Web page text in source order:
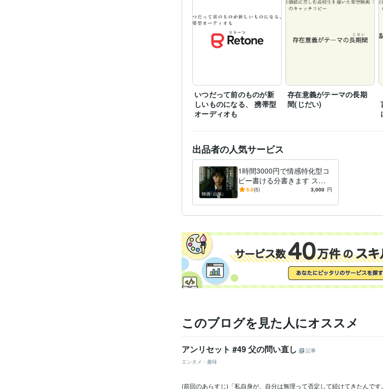
その他ツール DeepL翻訳:0年 Google翻訳:5年
いつだって前のものが新
しいものになる、 携帯型
オーディオも
存在意義がテーマの長期
間(じだい)
出品者の人気サービス
1時間3000円で情感特化型コ
ピー書ける分書きます スロ
ーガンなどコピーに近いもの
5.0(5) 3,000 円
このブログを見た人にオススメ
アンリセット #49 父の問い直し
記事
エンタメ・趣味
(前回のあらすじ)「私自身が、自分は無理って否定して続けてきたんで